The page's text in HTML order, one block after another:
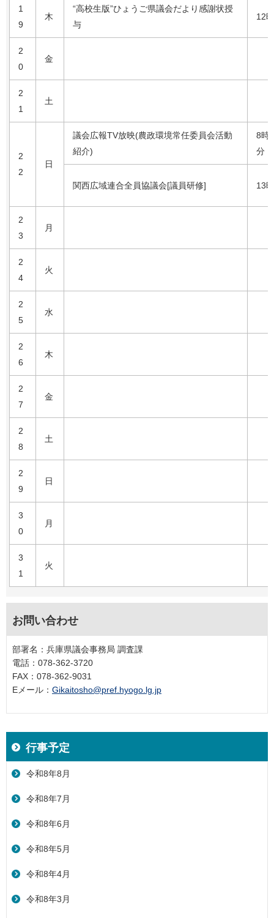
1
9
木
“高校生版”ひょうご県議会だより感謝状授
与
12
2
0
金
2
1
土
2
2
日
議会広報TV放映(農政環境常任委員会活動
紹介)
8時
分
関西広域連合全員協議会[議員研修] 13
2
3
月
2
4
火
2
5
水
2
6
木
2
7
金
2
8
土
2
9
日
3
0
月
3
1
火
お問い合わせ
部署名：兵庫県議会事務局 調査課
電話：078-362-3720
FAX：078-362-9031
Eメール： Gikaitosho@pref.hyogo.lg.jp
行事予定
令和8年8月
令和8年7月
令和8年6月
令和8年5月
令和8年4月
令和8年3月